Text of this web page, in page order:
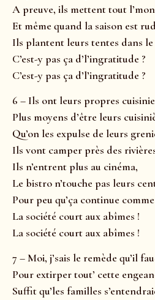
A preuve, ils mettent tout
Et même quand la saison est
Ils plantent leurs tentes dans le
C’est-y pas ça d’l’ingratitude ?
C’est-y pas ça d’l’ingratitude ?
6 – Ils ont leurs propres
Plus moyens d’être leurs
Qu’on les expulse de leurs
Ils vont camper près des
Ils n’entrent plus au cinéma,
Le bistro n’touche pas leurs
Pour peu qu’ça continue
La société court aux abîmes !
La société court aux abîmes !
7 – Moi, j’sais le remède qu’il
Pour extirper tout’ cette
Suffit qu’les familles